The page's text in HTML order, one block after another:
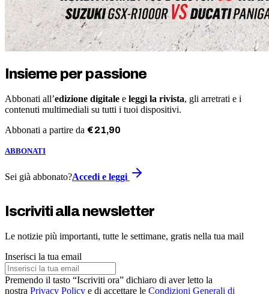
Insieme per passione
Abbonati all’edizione digitale e leggi la rivista, gli arretrati e i
contenuti multimediali su tutti i tuoi dispositivi.
Abbonati a partire da €21,90
ABBONATI
Sei già abbonato?Accedi e leggi
Iscriviti alla newsletter
Le notizie più importanti, tutte le settimane, gratis nella tua mail
Inserisci la tua email
Premendo il tasto “Iscriviti ora” dichiaro di aver letto la
nostra Privacy Policy e di accettare le Condizioni Generali di